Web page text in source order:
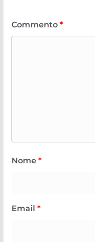
Commento *
Nome *
Email *